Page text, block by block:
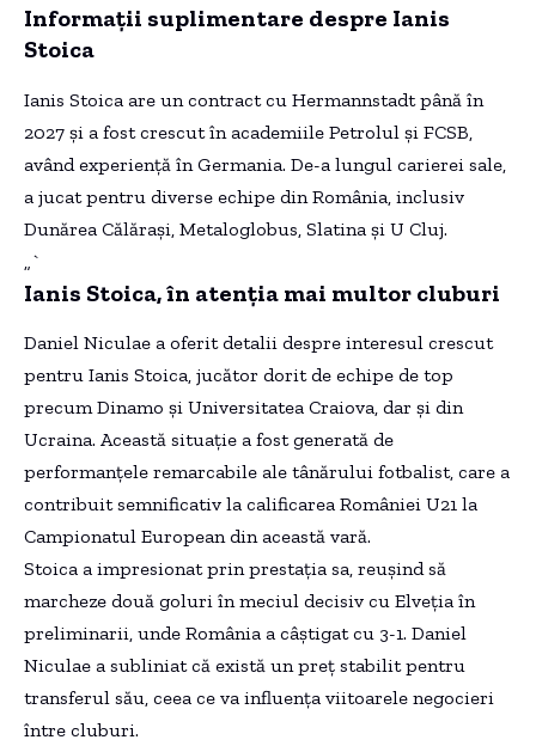
Informații suplimentare despre Ianis
Stoica
Ianis Stoica are un contract cu Hermannstadt până în
2027 și a fost crescut în academiile Petrolul și FCSB,
având experiență în Germania. De-a lungul carierei sale,
a jucat pentru diverse echipe din România, inclusiv
Dunărea Călărași, Metaloglobus, Slatina și U Cluj.
„`
Ianis Stoica, în atenția mai multor cluburi
Daniel Niculae a oferit detalii despre interesul crescut
pentru Ianis Stoica, jucător dorit de echipe de top
precum Dinamo și Universitatea Craiova, dar și din
Ucraina. Această situație a fost generată de
performanțele remarcabile ale tânărului fotbalist, care a
contribuit semnificativ la calificarea României U21 la
Campionatul European din această vară.
Stoica a impresionat prin prestația sa, reușind să
marcheze două goluri în meciul decisiv cu Elveția în
preliminarii, unde România a câștigat cu 3-1. Daniel
Niculae a subliniat că există un preț stabilit pentru
transferul său, ceea ce va influența viitoarele negocieri
între cluburi.